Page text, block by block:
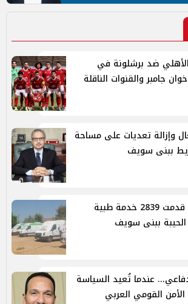
ضد برشلونة في
جامبر والقنوات الناقلة
إشغال وإزالة تعديات على مساحة
قافلة مجانية قدمت 2839 خدمة طبية
ببنى سويف
عندما تُعيد السياسة
القومي العربي